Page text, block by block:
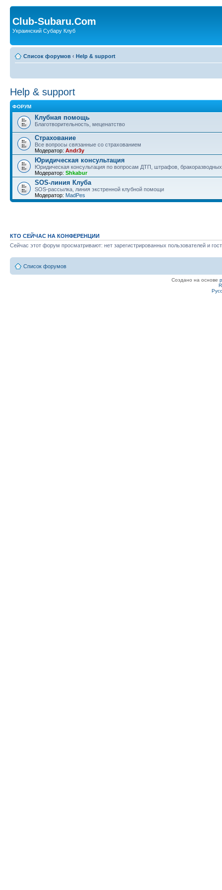
Club-Subaru.Com
Украинский Субару Клуб
Список форумов ‹ Help & support
Help & support
ФОРУМ
Клубная помощь
Благотворительность, меценатство
Страхование
Все вопросы связанные со страхованием
Модератор: Andr3y
Юридическая консультация
Юридическая консультация по вопросам ДТП, штрафов,
Модератор: Shkabur
SOS-линия Клуба
SOS-рассылка, линия экстренной клубной помощи
Модератор: MadPes
КТО СЕЙЧАС НА КОНФЕРЕНЦИИ
Сейчас этот форум просматривают: нет зарегистрированных пользователей и
Список форумов
Создано на основе